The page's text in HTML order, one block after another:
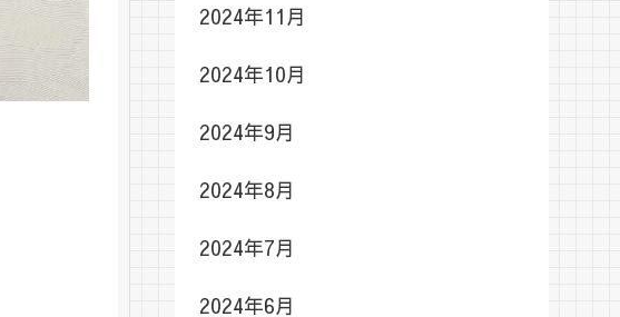
2024年11月
2024年10月
2024年9月
2024年8月
2024年7月
2024年6月